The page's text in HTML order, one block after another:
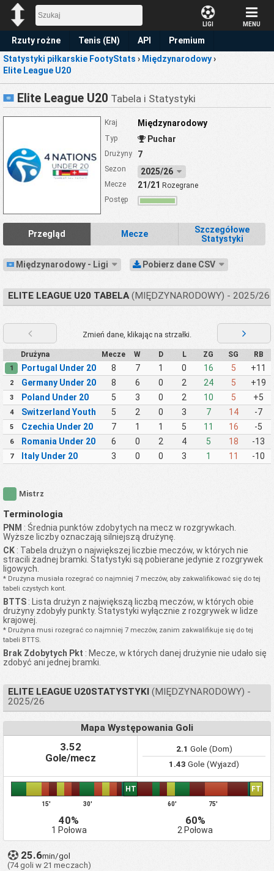
LIGI MENU
Rzuty rożne Tenis (EN) API Premium
Prognoza
Statystyki piłkarskie FootyStats › Międzynarodowy›
Elite League U20
Elite League U20 Tabela i Statystyki
Kraj Międzynarodowy
Typ Puchar
Drużyny 7
Sezon 2025/26
Mecze 21/21 Rozegrane
Postęp
Przegląd Mecze
Szczegółowe
Statystyki
Międzynarodowy - Ligi Pobierz dane CSV
ELITE LEAGUE U20 TABELA(MIĘDZYNARODOWY) - 2025/26
Zmień dane, klikając na strzałki.
Drużyna Mecze W D L ZG SG RB
1 Portugal Under 20 8 7 1 0 16 5 +11
2 Germany Under 20 8 6 0 2 24 5 +19
3 Poland Under 20 5 3 0 2 10 5 +5
4 Switzerland Youth 5 2 0 3 7 14 -7
5 Czechia Under 20 7 1 1 5 11 16 -5
6 Romania Under 20 6 0 2 4 5 18 -13
7 Italy Under 20 3 0 0 3 1 11 -10
Mistrz
Terminologia
PNM : Średnia punktów zdobytych na mecz w rozgrywkach.
Wyższe liczby oznaczają silniejszą drużynę.
CK : Tabela drużyn o największej liczbie meczów, w których nie
stracili żadnej bramki. Statystyki są pobierane jedynie z rozgrywek
ligowych.
* Drużyna musiała rozegrać co najmniej 7 meczów, aby zakwalifikować się do tej
tabeli czystych kont.
BTTS: Lista drużyn z największą liczbą meczów, w których obie
drużyny zdobyły punkty. Statystyki wyłącznie z rozgrywek w lidze
krajowej.
* Drużyna musi rozegrać co najmniej 7 meczów, zanim zakwalifikuje się do tej
tabeli BTTS.
Brak Zdobytych Pkt : Mecze, w których danej drużynie nie udało się
zdobyć ani jednej bramki.
ELITE LEAGUE U20STATYSTYKI (MIĘDZYNARODOWY) -
2025/26
Mapa Występowania Goli
3.52
Gole/mecz
2.1 Gole (Dom)
1.43 Gole (Wyjazd)
15' 30'
HT
60' 75'
FT
40%
1 Połowa
60%
2 Połowa
25.6min/gol
(74 goli w 21 meczach)